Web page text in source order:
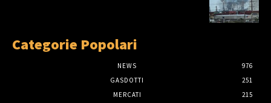
Categorie Popolari
NEWS
976
GASDOTTI
251
MERCATI
215